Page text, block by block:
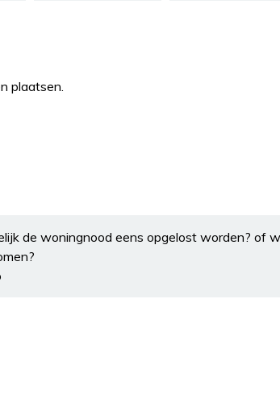
plaatsen.
de woningnood eens opgelost worden? of